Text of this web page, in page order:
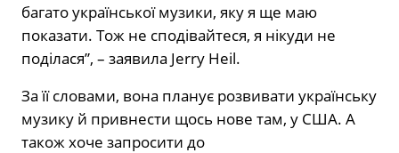
багато української музики, яку я ще маю
показати. Тож не сподівайтеся, я нікуди не
поділася”, – заявила Jerry Heil.
За її словами, вона планує розвивати українську
музику й привнести щось нове там, у США. А
також хоче запросити до